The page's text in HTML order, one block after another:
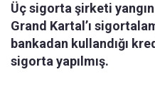
Üç sigorta şirketi
Grand Kartal’ı
bankadan kullandığı
sigorta yapılmış.